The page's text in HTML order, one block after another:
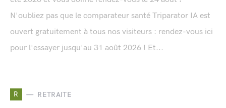
N'oubliez pas que le comparateur santé Triparator IA est
ouvert gratuitement à tous nos visiteurs : rendez-vous ici
pour l'essayer jusqu'au 31 août 2026 ! Et...
R RETRAITE